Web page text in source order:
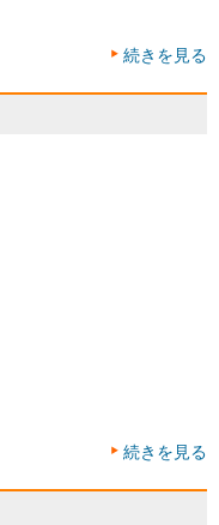
続きを見る
続きを見る